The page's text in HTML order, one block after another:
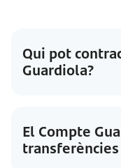
Qui pot
Guardiola?
El Compte
transferències